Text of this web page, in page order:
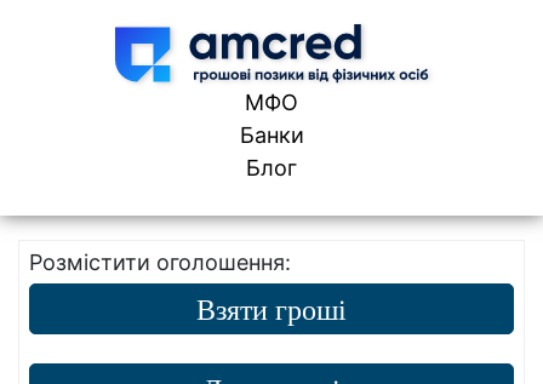
МФО
Банки
Блог
Розмістити оголошення:
Взяти гроші